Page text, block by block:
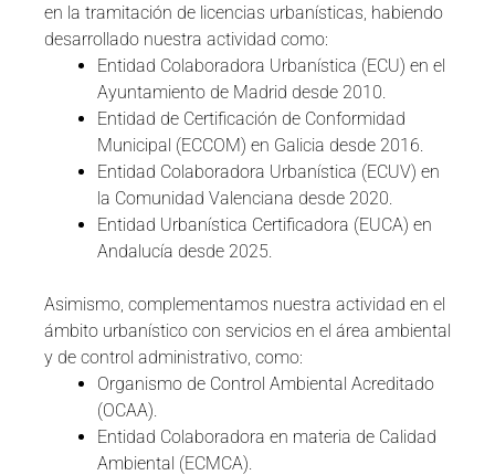
en la tramitación de licencias urbanísticas, habiendo
desarrollado nuestra actividad como:
Entidad Colaboradora Urbanística (ECU) en el
Ayuntamiento de Madrid desde 2010.
Entidad de Certificación de Conformidad
Municipal (ECCOM) en Galicia desde 2016.
Entidad Colaboradora Urbanística (ECUV) en
la Comunidad Valenciana desde 2020.
Entidad Urbanística Certificadora (EUCA) en
Andalucía desde 2025.
Asimismo, complementamos nuestra actividad en el
ámbito urbanístico con servicios en el área ambiental
y de control administrativo, como:
Organismo de Control Ambiental Acreditado
(OCAA).
Entidad Colaboradora en materia de Calidad
Ambiental (ECMCA).